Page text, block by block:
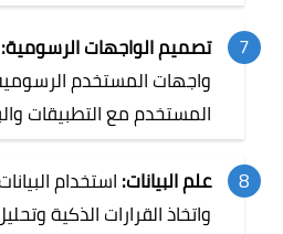
تصميم الواجهات الرسومية:
واجهات المستخدم
المستخدم مع التطبيقات
علم البيانات:استخدام
واتخاذ القرارات الذكية